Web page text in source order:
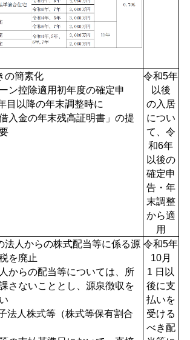
の簡素化
ン控除適用初年度の確定申
目以降の年末調整時に
借入金の年末残高証明書」の提
令和5年
以後
の入居
につい
て、令
和6年
以後の
確定申
告・年
末調整
から適
用
法人からの株式配当等に係る源
を廃止
からの配当等については、所
さないこととし、源泉徴収を
法人株式等（株式等保有割合
令和5年
10月
1 日以
後に支
払いを
受ける
べき配